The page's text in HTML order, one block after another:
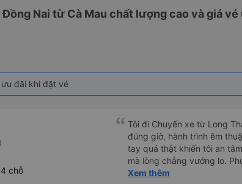
Nai từ Cà Mau chất lượng cao và giá
đãi khi đặt vé
chỗ
Tôi đi Chuyến xe từ Long
đúng giờ, hành trình êm
tay quả thật khiến tôi an tâm, mãn ý. Đường xa muôn dặm
mà lòng chẳng vướng lo.
cẩn, hiếm thấy giữa thời
Xem thêm